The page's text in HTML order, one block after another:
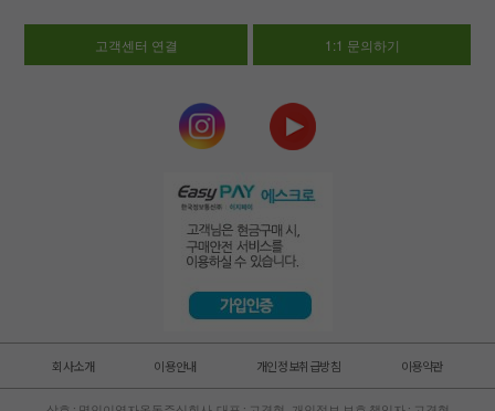
고객센터 연결 1:1 문의하기
회사소개 이용안내 개인정보취급방침 이용약관